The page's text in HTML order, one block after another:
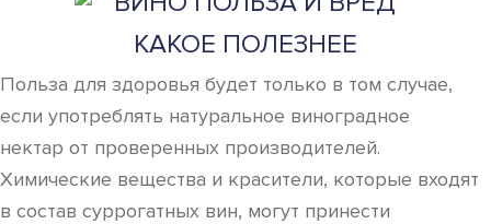
КАКОЕ ПОЛЕЗНЕЕ
Польза для здоровья будет только в том случае,
если употреблять натуральное виноградное
нектар от проверенных производителей.
Химические вещества и красители, которые входят
в состав суррогатных вин, могут принести